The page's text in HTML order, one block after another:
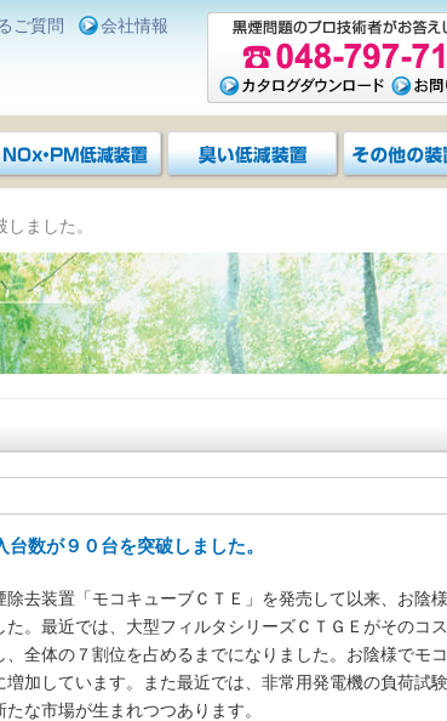
ご質問 会社情報
ました。
数が９０台を突破しました。
去装置「モコキューブＣＴＥ」を発売して以来、お陰
。最近では、大型フィルタシリーズＣＴＧＥがそのコ
、全体の７割位を占めるまでになりました。お陰様でモ
加しています。また最近では、非常用発電機の負荷試
な市場が生まれつつあります。